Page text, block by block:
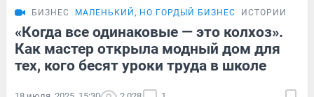
БИЗНЕС МАЛЕНЬКИЙ, НО ГОРДЫЙ БИЗНЕС ИСТОРИИ
«Когда все одинаковые — это колхоз».
Как мастер открыла модный дом для
тех, кого бесят уроки труда в школе